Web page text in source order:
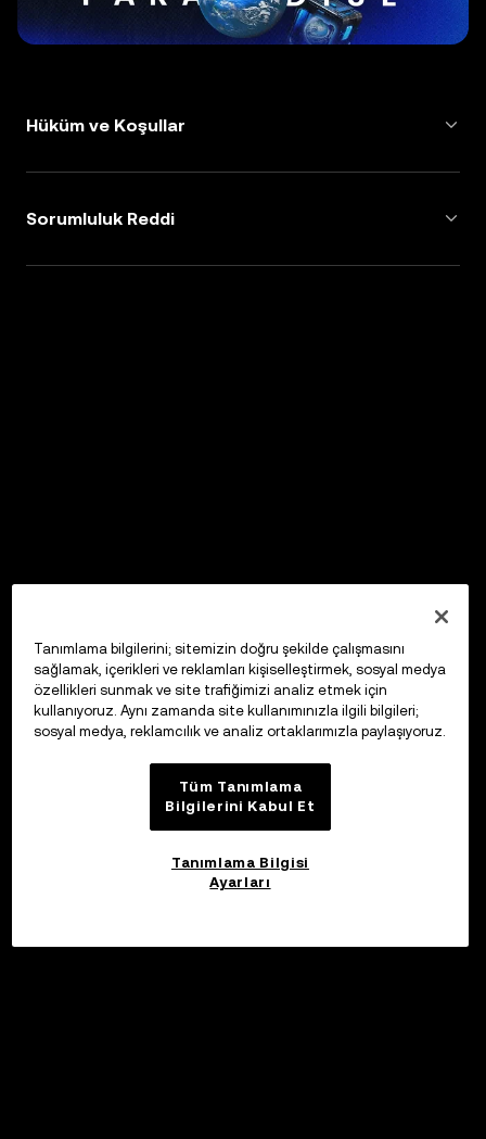
Hüküm ve Koşullar
Sorumluluk Reddi
Tanımlama bilgilerini; sitemizin doğru şekilde çalışmasını
sağlamak, içerikleri ve reklamları kişiselleştirmek, sosyal medya
özellikleri sunmak ve site trafiğimizi analiz etmek için
kullanıyoruz. Aynı zamanda site kullanımınızla ilgili bilgileri;
sosyal medya, reklamcılık ve analiz ortaklarımızla paylaşıyoruz.
Tüm Tanımlama
Bilgilerini Kabul Et
Tanımlama Bilgisi
Ayarları